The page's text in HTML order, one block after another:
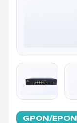
GPON/EPON